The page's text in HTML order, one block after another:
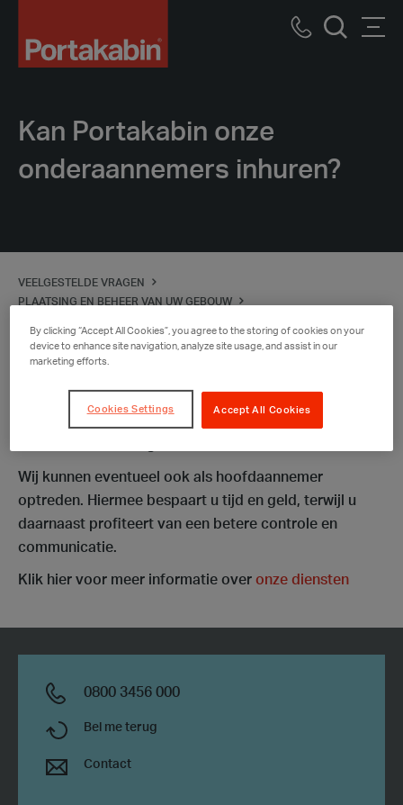
Call
Kan Portakabin onze
onderaannemers inhuren?
VEELGESTELDE VRAGEN
PLAATSING EN BEHEER VAN UW GEBOUW
onderaannemers en leveranciers in te huren,
Wij kunnen eventueel ook als hoofdaannemer
optreden. Hiermee bespaart u tijd en geld, terwijl u
daarnaast profiteert van een betere controle en
communicatie.
Klik hier voor meer informatie over onze diensten
0800 3456 000
Bel me terug
Contact
By clicking “Accept All Cookies”, you agree to the storing of cookies on your
device to enhance site navigation, analyze site usage, and assist in our
marketing efforts.
Accept All Cookies
Cookies Settings